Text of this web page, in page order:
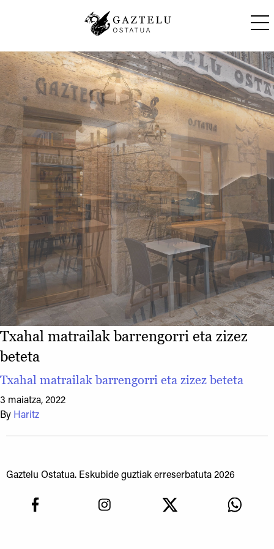
Txahal matrailak barrengorri eta zizez
beteta
Txahal matrailak barrengorri eta zizez beteta
3 maiatza, 2022
By Haritz
Gaztelu Ostatua. Eskubide guztiak erreserbatuta 2026